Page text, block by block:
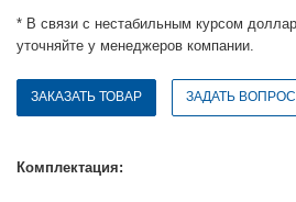
* В связи с нестабильным курсом
уточняйте у менеджеров компании.
ЗАКАЗАТЬ ТОВАР ЗАДАТЬ ВОПРОС
Комплектация: